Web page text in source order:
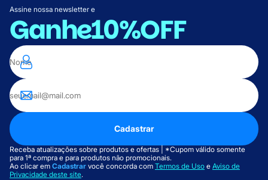
Assine nossa newsletter e
Ganhe10%OFF
Cadastrar
Receba atualizações sobre produtos e ofertas | *Cupom válido somente
para 1ª compra e para produtos não promocionais.
Ao clicar em Cadastrar você concorda com Termos de Uso e Aviso de
Privacidade deste site.